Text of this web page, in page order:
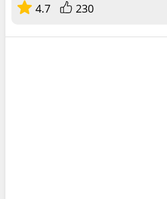
4.7 230